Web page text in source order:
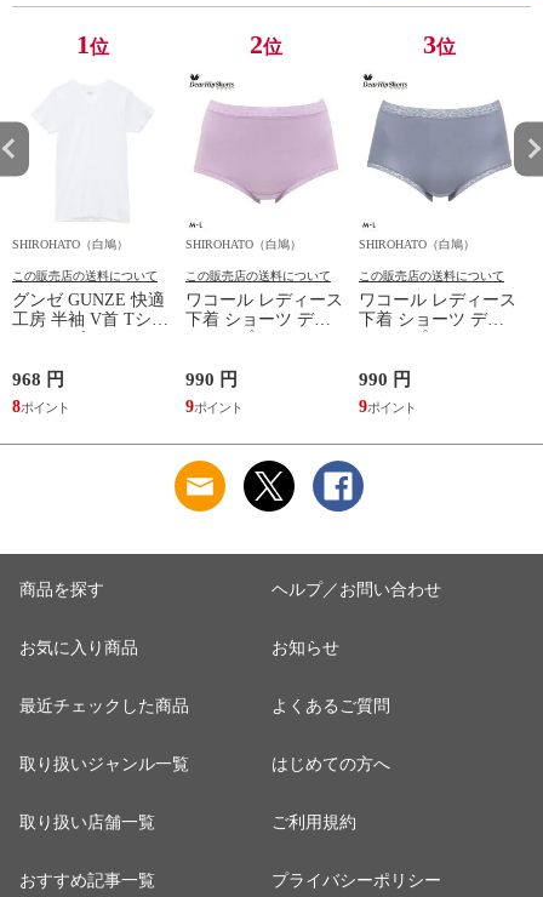
1位
SHIROHATO（白鳩）
この販売店の送料について
グンゼ GUNZE 快適
工房 半袖 V首 Tシャ
ツ メンズ インナー
本製 抗菌防臭
968 円
8
2位
SHIROHATO（白鳩）
この販売店の送料について
ワコール レディース
下着 ショーツ ディ
アヒップショーツ
スタンダード ノーマ
ルショーツ ML
Wacoal
990 円
9
3位
SHIROHATO（白鳩）
この販売店の送料について
ワコール レディース
下着 ショーツ ディ
アヒップショーツ
スタンダード ノーマ
ルショーツ ML
Wacoal
990 円
9
商品を探す
お気に入り商品
最近チェックした商品
取り扱いジャンル一覧
取り扱い店舗一覧
おすすめ記事一覧
ヘルプ／お問い合わせ
お知らせ
よくあるご質問
はじめての方へ
ご利用規約
プライバシーポリシー